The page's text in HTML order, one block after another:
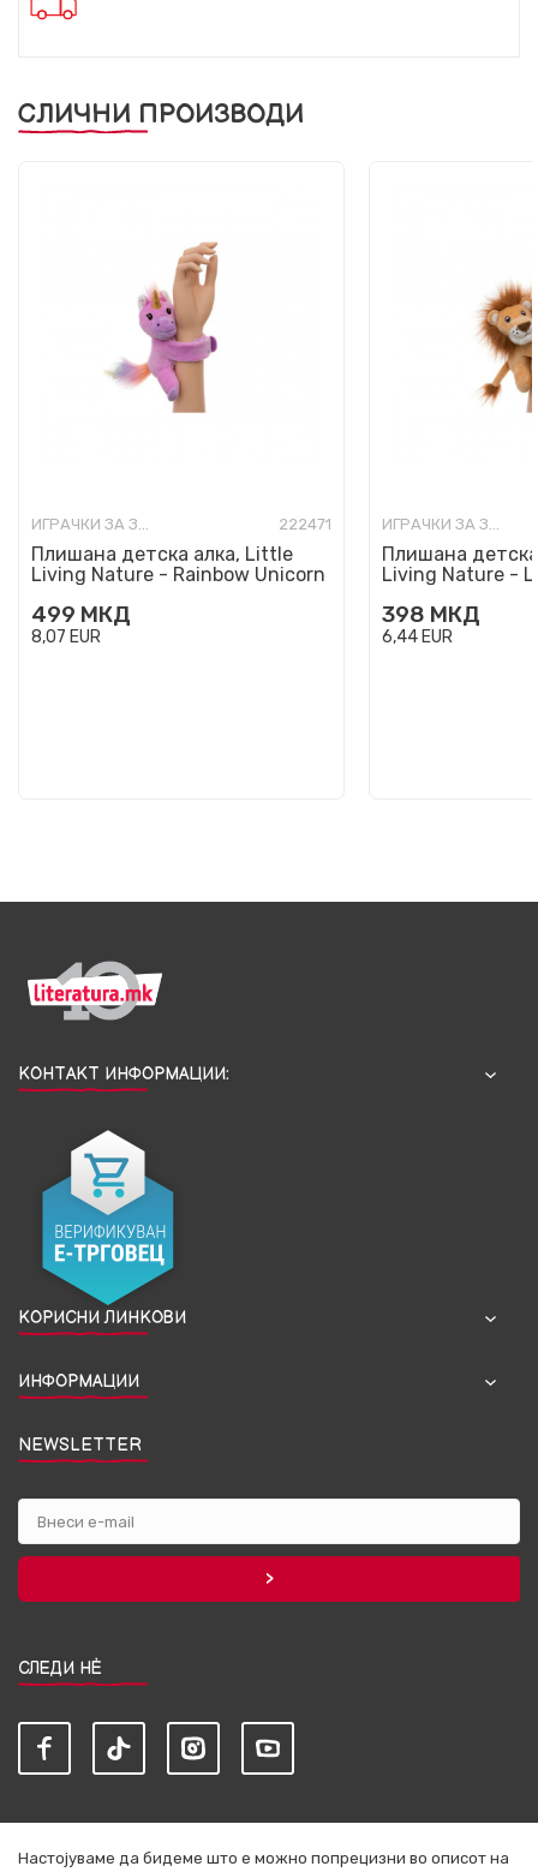
СЛИЧНИ ПРОИЗВОДИ
ИГРАЧКИ ЗА ЗАБАВА 222471
Плишана детска алка, Little
Living Nature - Rainbow Unicorn
499 МКД
8,07 EUR
ИГРАЧКИ ЗА ЗАБАВА
Плишана
Living Nature -
398 МКД
6,44EUR
КОНТАКТ ИНФОРМАЦИИ:
КОРИСНИ ЛИНКОВИ
ИНФОРМАЦИИ
NEWSLETTER
СЛЕДИ НЀ
Настојуваме да бидеме што е можно попрецизни во описот на